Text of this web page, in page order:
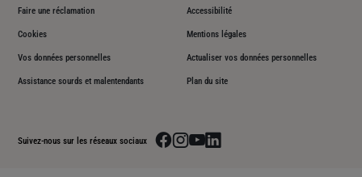
Faire une réclamation Accessibilité
Cookies Mentions légales
Vos données personnelles Actualiser vos données personnelles
Assistance sourds et malentendants Plan du site
Suivez-nous sur les réseaux sociaux Aller sur la page facebook de Generali
Aller sur la page instagram de Generali
Aller sur la page youtube de Generali
Aller sur la page linkedin de